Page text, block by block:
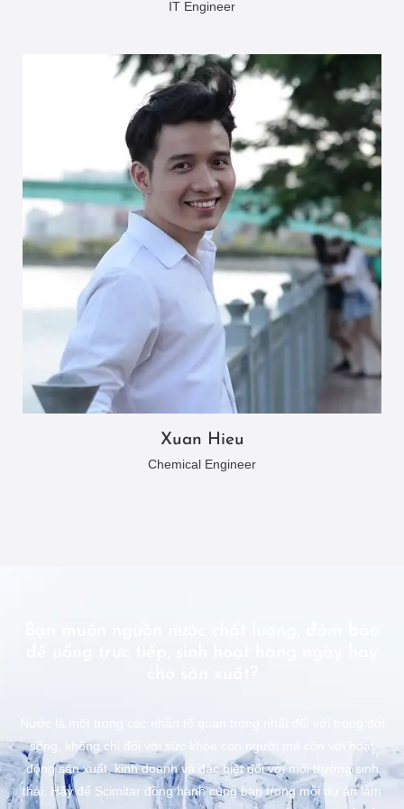
IT Engineer
Xuan Hieu
Chemical Engineer
sống, không chỉ đối với sức khỏe con người mà còn với hoạt
động sản xuất, kinh doanh và đặc biệt đối với môi trường sinh
thái. Hãy để Scimitar đồng hành cùng bạn trong mỗi dự án làm